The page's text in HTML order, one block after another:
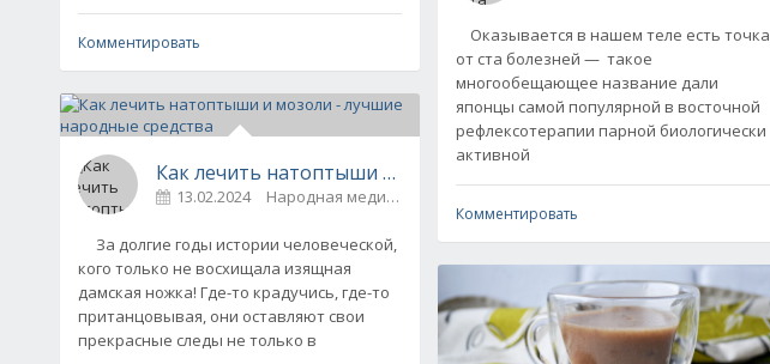
Комментировать
Как лечить натоптыши и мозоли - лучшие народные средства
13.02.2024 Народная медицина
За долгие годы истории человеческой,
кого только не восхищала изящная
дамская ножка! Где-то крадучись, где-то
пританцовывая, они оставляют свои
прекрасные следы не только в
Оказывается в нашем теле есть точка
от ста болезней — такое
многообещающее название дали
японцы самой популярной в восточной
рефлексотерапии парной биологически
активной
Комментировать